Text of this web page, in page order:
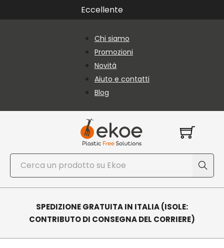
Vai al contenuto principale
Vai al piè di paginaEccellente
Chi siamo
Promozioni
Novità
Aiuto e contatti
Blog
Cerca
SPEDIZIONE GRATUITA IN ITALIA (ISOLE:
CONTRIBUTO DI CONSEGNA DEL CORRIERE)